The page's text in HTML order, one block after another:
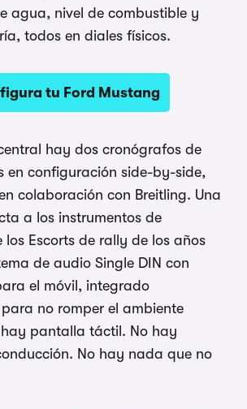
agua, nivel de combustible y
todos en diales físicos.
tu Ford Mustang
hay dos cronógrafos de
en configuración side-by-side,
colaboración con Breitling. Una
a los instrumentos de
los Escorts de rally de los años
de audio Single DIN con
el móvil, integrado
no romper el ambiente
pantalla táctil. No hay
No hay nada que no